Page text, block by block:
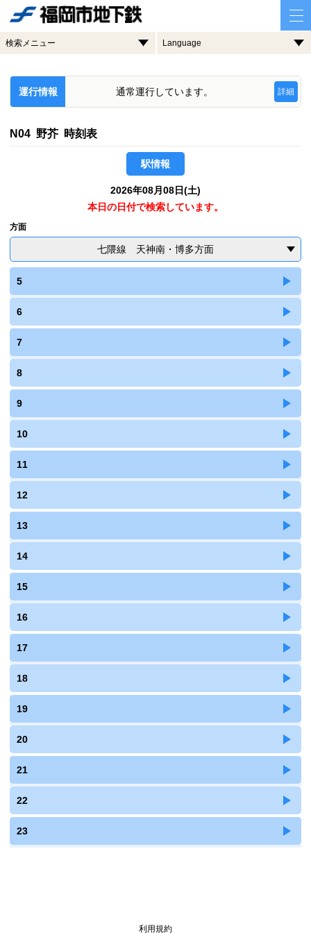
検索メニュー Language
運行情報 通常運行しています。 詳細
N04 野芥 時刻表
駅情報
2026年08月08日(土)
本日の日付で検索しています。
方面
七隈線 天神南・博多方面
5
6
7
8
9
10
11
12
13
14
15
16
17
18
19
20
21
22
23
利用規約